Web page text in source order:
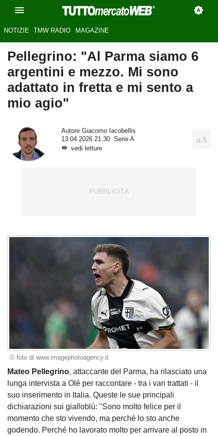
NOTIZIE TMW RADIO MAGAZINE
Pellegrino: "Al Parma siamo 6
argentini e mezzo. Mi sono
adattato in fretta e mi sento a
mio agio"
Autore Giacomo Iacobellis
13.04.2026 21:30
Serie A
vedi letture
© foto di www.imagephotoagency.it
Mateo Pellegrino, attaccante del Parma, ha rilasciato una
lunga intervista a Olé per raccontare - tra i vari trattati - il
suo inserimento in Italia. Queste le sue principali
dichiarazioni sui gialloblù: "Sono molto felice per il
momento che sto vivendo, ma perché lo sto anche
godendo. Perché ho lavorato molto per arrivare al posto in